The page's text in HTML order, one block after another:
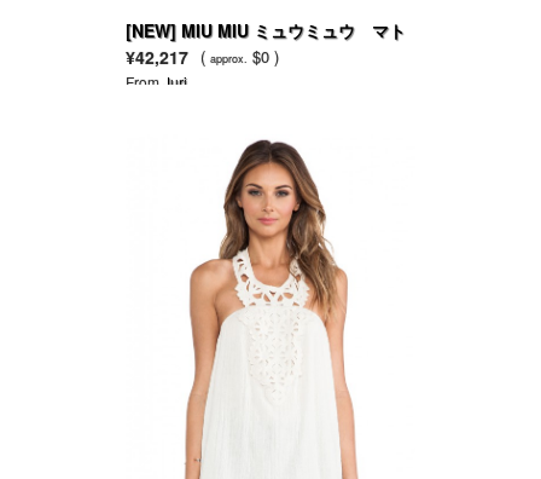
[NEW] MIU MIU ミュウミュウ マト
ラッセ 長財布 (2011年秋冬新作)
¥42,217 ( approx. $0 )
From Juri